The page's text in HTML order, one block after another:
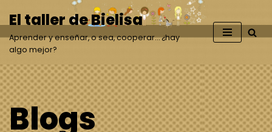
Saltar
al
contenido
El taller de Bielisa
Aprender y enseñar, o sea, cooperar… ¿hay
algo mejor?
Blogs